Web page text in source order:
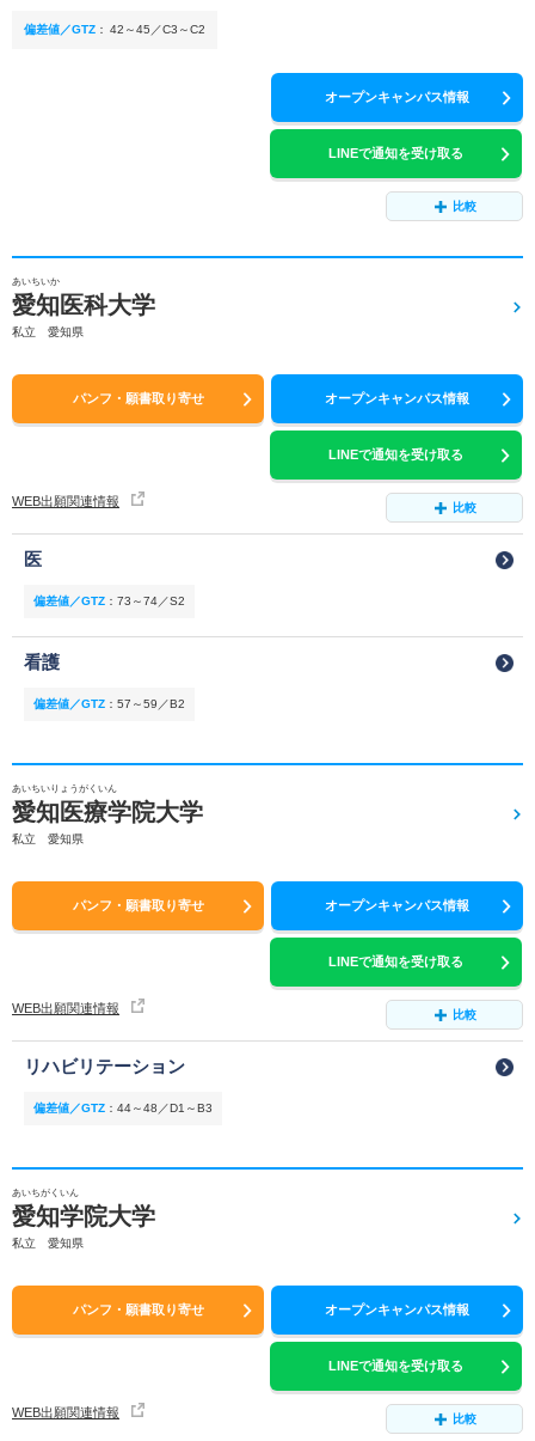
偏差値／GTZ ： 42～45／C3～C2
オープンキャンパス情報
LINEで通知を受け取る
比較
あいちいか
愛知医科大学
私立 愛知県
パンフ・願書取り寄せ オープンキャンパス情報
LINEで通知を受け取る
WEB出願関連情報 比較
医
偏差値／GTZ ： 73～74／S2
看護
偏差値／GTZ ： 57～59／B2
あいちいりょうがくいん
愛知医療学院大学
私立 愛知県
パンフ・願書取り寄せ オープンキャンパス情報
LINEで通知を受け取る
WEB出願関連情報 比較
リハビリテーション
偏差値／GTZ ： 44～48／D1～B3
あいちがくいん
愛知学院大学
私立 愛知県
パンフ・願書取り寄せ オープンキャンパス情報
LINEで通知を受け取る
WEB出願関連情報 比較